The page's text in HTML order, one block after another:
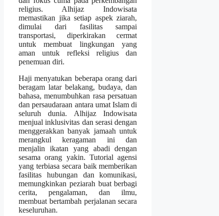
religius. Alhijaz Indowisata
memastikan jika setiap aspek ziarah,
dimulai dari fasilitas sampai
transportasi, diperkirakan cermat
untuk membuat lingkungan yang
aman untuk refleksi religius dan
penemuan diri.
Haji menyatukan beberapa orang dari
beragam latar belakang, budaya, dan
bahasa, menumbuhkan rasa persatuan
dan persaudaraan antara umat Islam di
seluruh dunia. Alhijaz Indowisata
menjual inklusivitas dan serasi dengan
menggerakkan banyak jamaah untuk
merangkul keragaman ini dan
menjalin ikatan yang abadi dengan
sesama orang yakin. Tutorial agensi
yang terbiasa secara baik memberikan
fasilitas hubungan dan komunikasi,
memungkinkan peziarah buat berbagi
cerita, pengalaman, dan ilmu,
membuat bertambah perjalanan secara
keseluruhan.